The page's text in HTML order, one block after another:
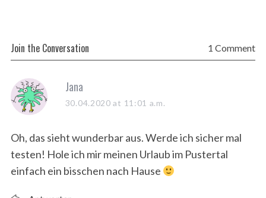
Join the Conversation 1 Comment
s
a
s
:
Jana
30.04.2020 at 11:01 a.m.
Oh, das sieht wunderbar aus. Werde ich sicher mal
testen! Hole ich mir meinen Urlaub im Pustertal
einfach ein bisschen nach Hause